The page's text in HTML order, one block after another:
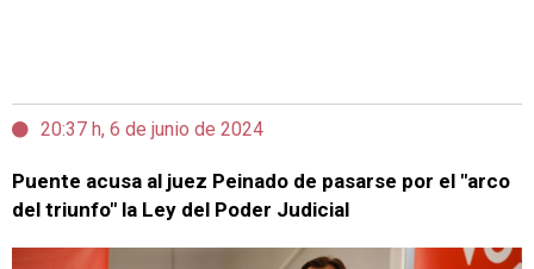
20:37 h, 6 de junio de 2024
Puente acusa al juez Peinado de pasarse por el "arco
del triunfo" la Ley del Poder Judicial